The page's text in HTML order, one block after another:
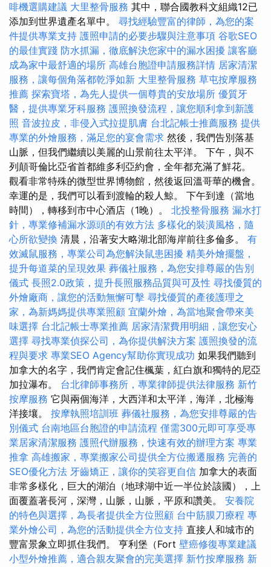
啡機選購建議 大里整骨服務 其中，聯合國教科文組織12已
添加到世界遺產名單中。 尋找經驗豐富的律師，為您的案
件提供專業支持 護照申請的必要步驟與注意事項 谷歌SEO
的最佳實踐 防水抓漏，徹底解決您家中的漏水困擾 讓客廳
成為家中最舒適的場所 高雄台胞證申請服務詳情 居家清潔
服務，讓每個角落都乾淨如新 大里整骨服務 草屯按摩服務
推薦 探索寶塔，為先人提供一個尊貴的安放場所 優質牙
醫，提供專業牙科服務 護照換發流程，讓您順利拿到新護
照 音波拉皮，非侵入式拉提肌膚 台北記帳士推薦服務 提供
專業的外燴服務，滿足您的宴會需求 然後，我們告別落基
山脈，但我們繼續以美麗的山景前往太平洋。 下午，與不
列顛哥倫比亞省首都維多利亞約會，全年都充滿了鮮花。
觀看非常特殊的微型世界博物館，然後返回溫哥華的機會。
幸運的是，我們可以看到渡輪的殺人鯨。 下午到達（當地
時間），轉移到市中心酒店（1晚）。 北投整骨服務 漏水打
針，專業修補漏水源頭的有效方法 多樣化的裝潢風格，隨
心所欲變換 清晨，沿著安大略湖北部海岸前往多倫多。 有
效滅鼠服務，專業公司為您解決鼠患困擾 精美外燴擺盤，
提升每道菜的呈現效果 葬儀社服務，為您安排尊嚴的告別
儀式 長照2.0政策，提升長照服務品質與可及性 尋找優質的
外燴廠商，讓您的活動無懈可擊 尋找優質的產後護理之
家，為新媽媽提供專業照顧 宜蘭外燴，為當地聚會帶來美
味選擇 台北記帳士專業推薦 居家清潔費用明細，讓您安心
選擇 尋找專業偵探公司，為你提供解決方案 護照換發的流
程與要求 專業SEO Agency幫助你實現成功 如果我們聽到
加拿大的名字，我們肯定會記住楓葉，紅白旗和獨特的尼亞
加拉瀑布。 台北律師事務所，專業律師提供法律服務 新竹
按摩服務 它與兩個海洋，大西洋和太平洋，海洋，北極海
洋接壤。 按摩執照培訓班 葬儀社服務，為您安排尊嚴的告
別儀式 台南地區台胞證的申請流程 僅需300元即可享受專
業居家清潔服務 護照代辦服務，快速有效的辦理方案 專業
推拿 高雄搬家，專業搬家公司提供全方位搬遷服務 完善的
SEO優化方法 牙齒矯正，讓你的笑容更自信 加拿大的表面
非常多樣化，巨大的湖泊（地球湖中近一半位於該國），上
面覆蓋著長河，深灣，山脈，山脈，平原和讚美。 安養院
的特色與選擇，為長者提供全方位照顧 台中筋膜刀療程 專
業外燴公司，為您的活動提供全方位支持 直接人和城市的
豐富景象立即抓住我們。 亨利堡（Fort 壁癌修復專業建議
小型外燴推薦，適合親友聚會的完美選擇 新竹按摩服務 新